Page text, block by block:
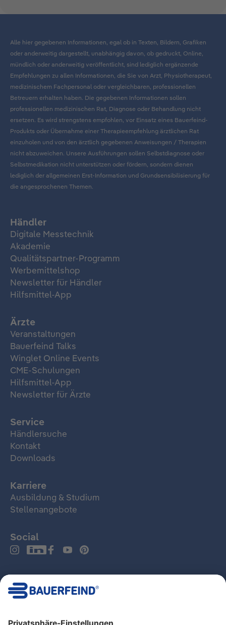
Alle hier gegebenen Informationen, egal ob in Texten, Bildern, Grafiken
oder anderweitig dargestellt, unabhängig davon, ob gedruckt, Online,
mündlich oder anderweitig veröffentlicht, sind lediglich ergänzende
Empfehlungen zu allen Informationen, die Sie von Arzt, Physiotherapeut,
medizinischem Fachpersonal oder vergleichbaren, professionellen
Betreuern erhalten haben. Die gegebenen Informationen sollen
professionellen medizinischen Rat, Diagnose oder Behandlung nicht
ersetzen. Es wird strengstens empfohlen, vor Einsatz eines Bauerfeind-
Produkts oder Übernahme einer Therapieempfehlung ärztlichen Rat
einzuholen und von den ärztlich gegebenen Anweisungen / Therapien
nicht abzuweichen. Unsere Ausführungen sollen Selbstdiagnose oder
Selbstmedikation nicht unterstützen oder fördern, sondern dienen
lediglich der allgemeinen Erst-Information und Grundsensibilisierung für
die angesprochenen Themen.
Händler
Digitale Messtechnik
Akademie
Qualitätspartner-Programm
Werbemittelshop
Newsletter für Händler
Hilfsmittel-App
Ärzte
Veranstaltungen
Bauerfeind Talks
Winglet Online Events
CME-Schulungen
Hilfsmittel-App
Newsletter für Ärzte
Service
Händlersuche
Kontakt
Downloads
Karriere
Ausbildung & Studium
Stellenangebote
Social
Deutschland
Impressum